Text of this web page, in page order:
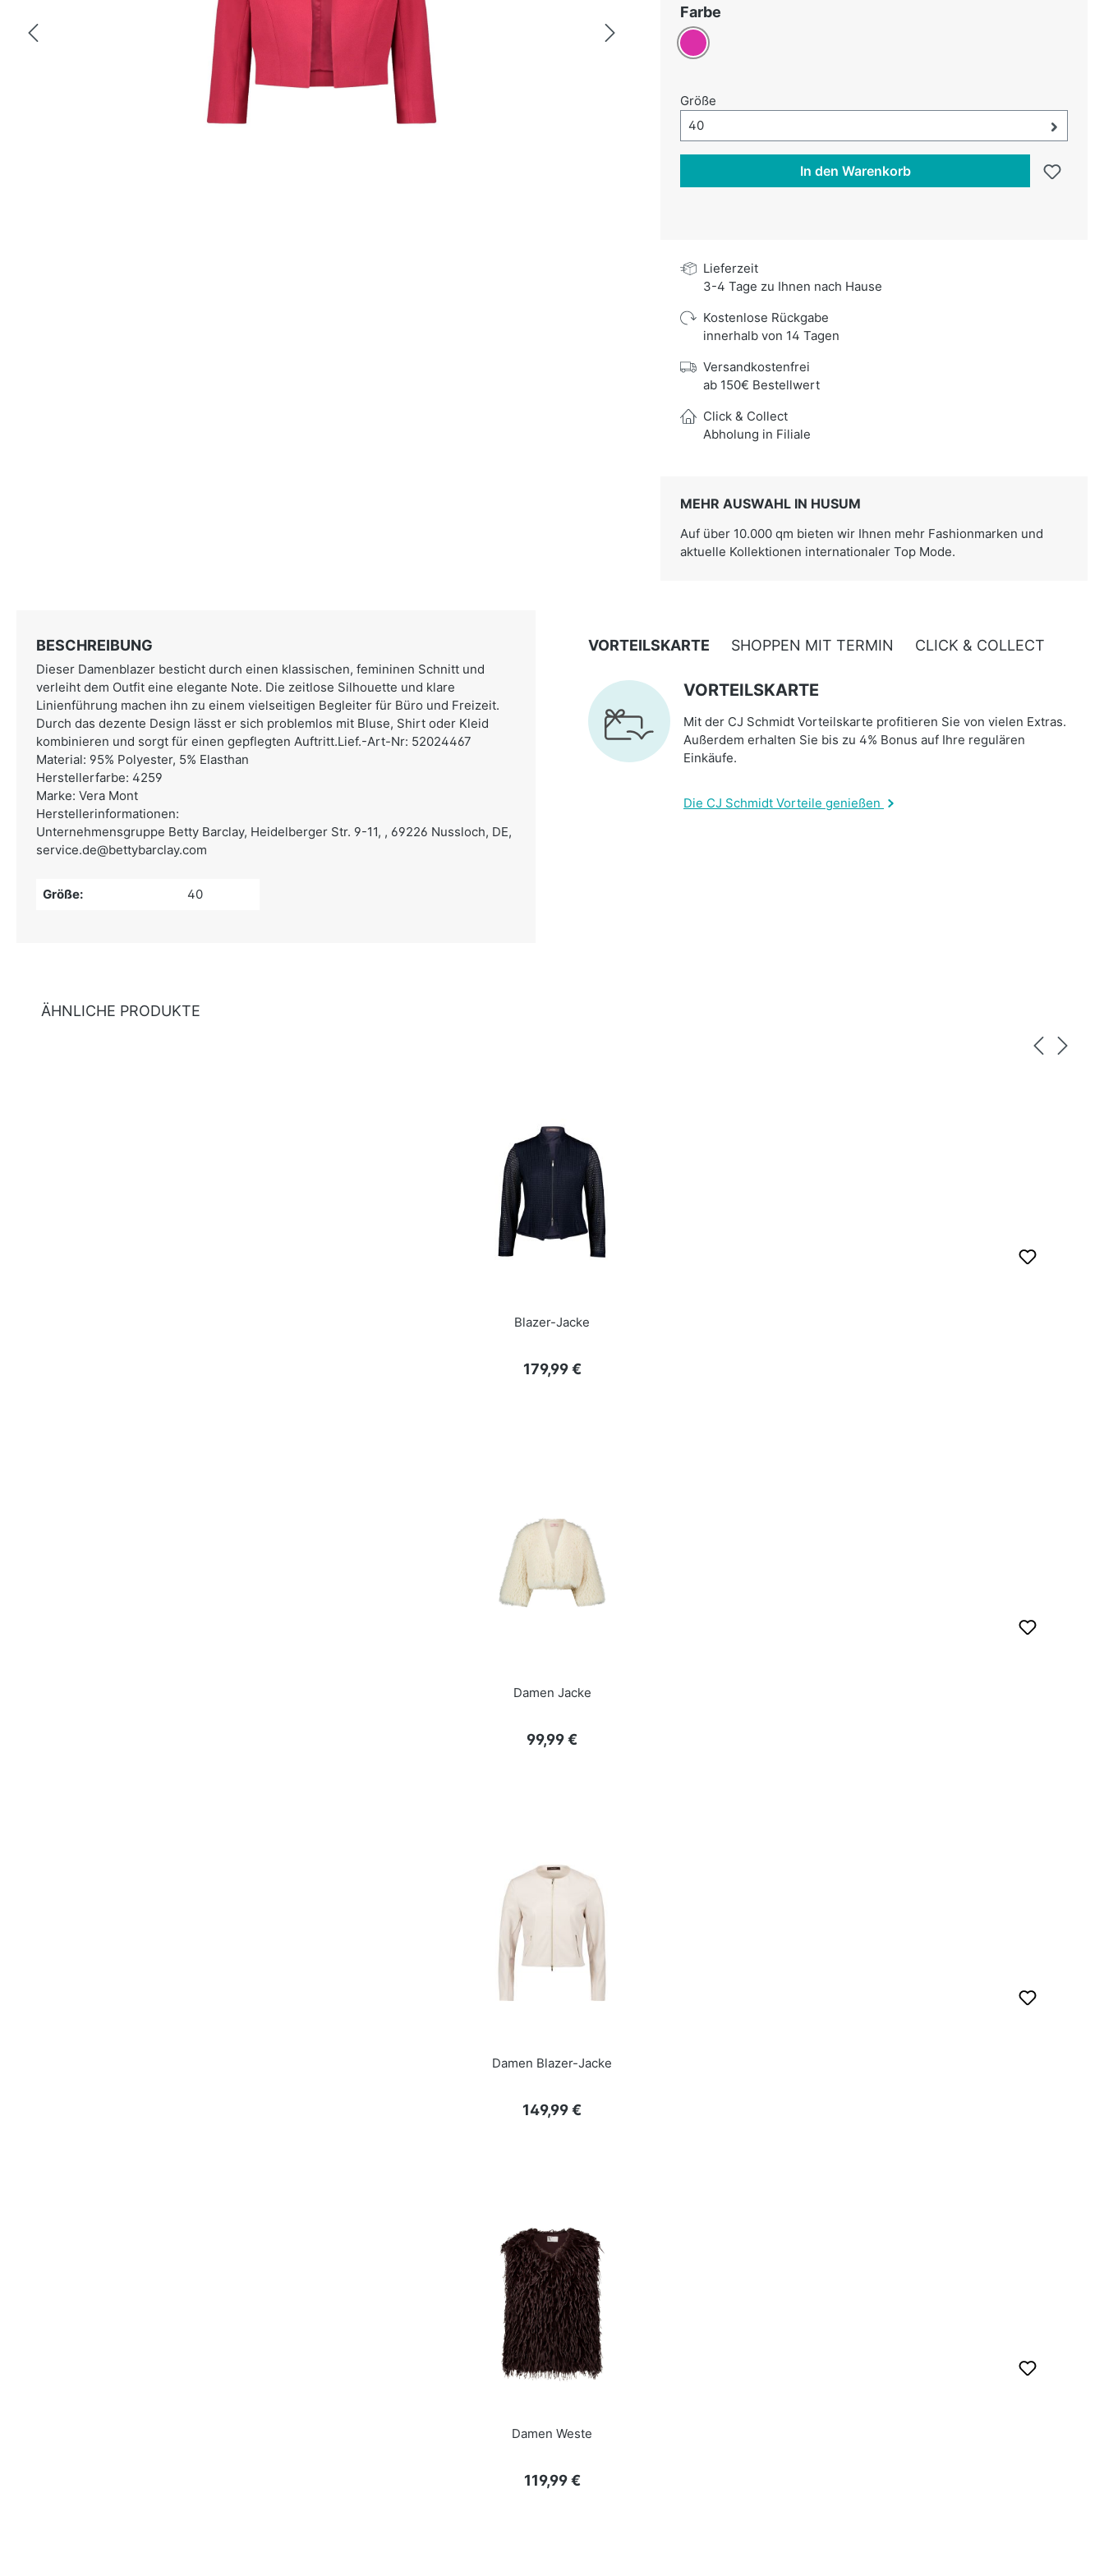
Farbe
Pink
Größe
Größe-Auswahl öffnen, aktuell ausgewählt:
40
In den Warenkorb
Lieferzeit
3-4 Tage zu Ihnen nach Hause
Kostenlose Rückgabe
innerhalb von 14 Tagen
Versandkostenfrei
ab 150€ Bestellwert
Click & Collect
Abholung in Filiale
MEHR AUSWAHL IN HUSUM
Auf über 10.000 qm bieten wir Ihnen mehr Fashionmarken und
aktuelle Kollektionen internationaler Top Mode.
BESCHREIBUNG
Dieser Damenblazer besticht durch einen klassischen, femininen Schnitt und
verleiht dem Outfit eine elegante Note. Die zeitlose Silhouette und klare
Linienführung machen ihn zu einem vielseitigen Begleiter für Büro und Freizeit.
Durch das dezente Design lässt er sich problemlos mit Bluse, Shirt oder Kleid
kombinieren und sorgt für einen gepflegten Auftritt.Lief.-Art-Nr: 52024467
Material: 95% Polyester, 5% Elasthan
Herstellerfarbe: 4259
Marke: Vera Mont
Herstellerinformationen:
Unternehmensgruppe Betty Barclay, Heidelberger Str. 9-11, , 69226 Nussloch, DE,
service.de@bettybarclay.com
Größe: 40
VORTEILSKARTE SHOPPEN MIT TERMIN CLICK & COLLECT
VORTEILSKARTE
Mit der CJ Schmidt Vorteilskarte profitieren Sie von vielen Extras.
Außerdem erhalten Sie bis zu 4% Bonus auf Ihre regulären
Einkäufe.
Die CJ Schmidt Vorteile genießen
ÄHNLICHE PRODUKTE
Blazer-Jacke
Regulärer Preis:
179,99 €
Damen Jacke
Regulärer Preis:
99,99 €
Damen Blazer-Jacke
Regulärer Preis:
149,99 €
Damen Weste
Regulärer Preis:
119,99 €